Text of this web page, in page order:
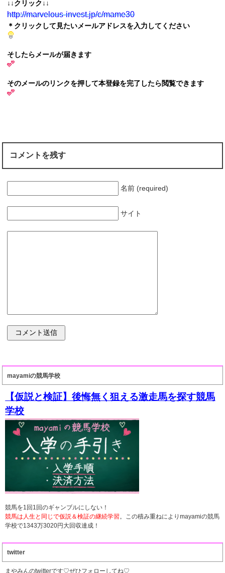
↓↓クリック↓↓
http://marvelous-invest.jp/c/mame30
＊クリックして見たいメールアドレスを入力してください
そしたらメールが届きます
そのメールのリンクを押して本登録を完了したら閲覧できます
コメントを残す
名前 (required)
サイト
mayamiの競馬学校
【仮説と検証】後悔無く狙える激走馬を探す競馬
学校
競馬を1回1回のギャンブルにしない！
競馬は人生と同じで仮説＆検証の継続学習。この積み重ねによりmayamiの競馬
学校で1343万3020円大回収達成！
twitter
まやみんのtwitterです♡ぜひフォローしてね♡